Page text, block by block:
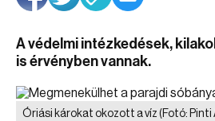
A védelmi intézkedések,
is érvényben vannak.
Óriási károkat okozott a víz (Fotó: